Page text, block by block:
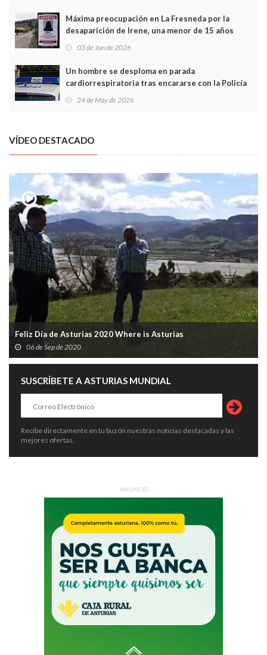
Máxima preocupación en La Fresneda por la
desaparición de Irene, una menor de 15 años
03 de Jun de 2026
Un hombre se desploma en parada
cardiorrespiratoria tras encararse con la Policía
Local en Luanco
24 de May de 2026
VÍDEO DESTACADO
Feliz Día de Asturias 2020 Where is Asturias
06 de Sep de 2020
SUSCRÍBETE A ASTURIAS MUNDIAL
Recibe directamente en tu buzón nuestras noticias destacadas y las
mejores ofertas.
ANUNCIO